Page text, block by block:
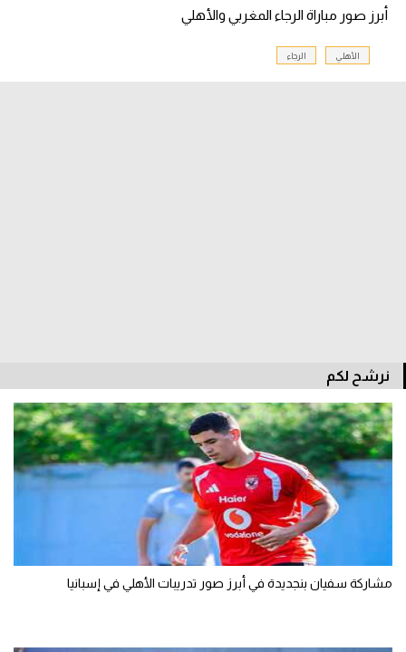
أمريكا
ركن الألعاب
كويز في الجول
فيديو في الجول
أبرز صور مباراة الرجاء المغربي والأهلي
الأهلي الرجاء
نرشح لكم
مشاركة سفيان بنجديدة في أبرز صور تدريبات الأهلي في إسبانيا